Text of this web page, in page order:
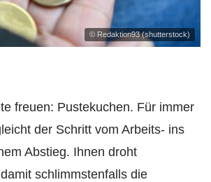
© Redaktion93 (shutterstock)
freuen: Pustekuchen. Für immer
der Schritt vom Arbeits- ins
Abstieg. Ihnen droht
schlimmstenfalls die